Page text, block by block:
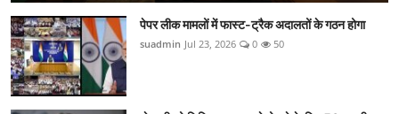
पेपर लीक मामलों में फास्ट-ट्रैक अदालतों के गठन होगा
suadmin Jul 23, 2026 0 50